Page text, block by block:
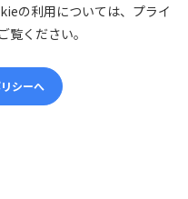
の利用については、プライ
覧ください。
シーへ